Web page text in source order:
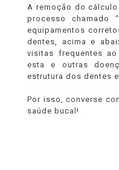
A remoção do
processo chamado
equipamentos
dentes, acima e
visitas frequentes
esta e outras
estrutura dos dentes
Por isso, converse
saúde bucal!